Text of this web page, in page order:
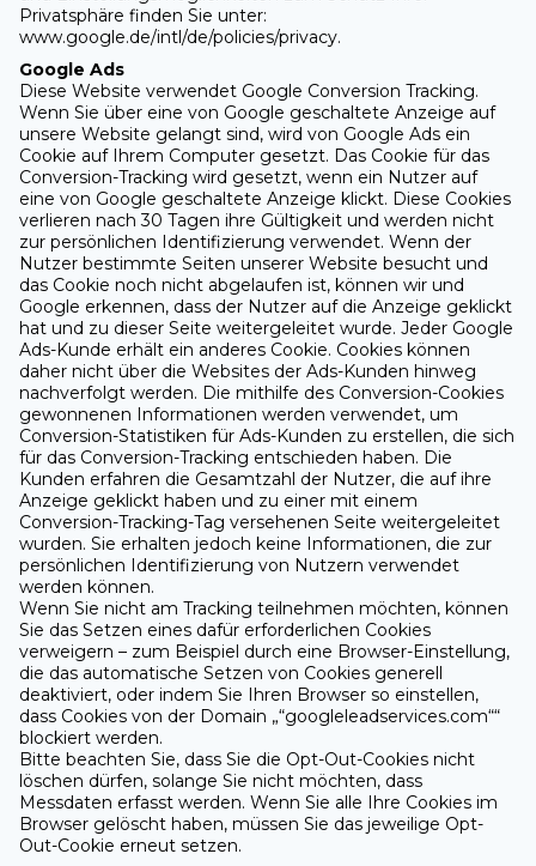
Privatsphäre finden Sie unter:
www.google.de/intl/de/policies/privacy.
Google Ads
Diese Website verwendet Google Conversion Tracking.
Wenn Sie über eine von Google geschaltete Anzeige auf
unsere Website gelangt sind, wird von Google Ads ein
Cookie auf Ihrem Computer gesetzt. Das Cookie für das
Conversion-Tracking wird gesetzt, wenn ein Nutzer auf
eine von Google geschaltete Anzeige klickt. Diese Cookies
verlieren nach 30 Tagen ihre Gültigkeit und werden nicht
zur persönlichen Identifizierung verwendet. Wenn der
Nutzer bestimmte Seiten unserer Website besucht und
das Cookie noch nicht abgelaufen ist, können wir und
Google erkennen, dass der Nutzer auf die Anzeige geklickt
hat und zu dieser Seite weitergeleitet wurde. Jeder Google
Ads-Kunde erhält ein anderes Cookie. Cookies können
daher nicht über die Websites der Ads-Kunden hinweg
nachverfolgt werden. Die mithilfe des Conversion-Cookies
gewonnenen Informationen werden verwendet, um
Conversion-Statistiken für Ads-Kunden zu erstellen, die sich
für das Conversion-Tracking entschieden haben. Die
Kunden erfahren die Gesamtzahl der Nutzer, die auf ihre
Anzeige geklickt haben und zu einer mit einem
Conversion-Tracking-Tag versehenen Seite weitergeleitet
wurden. Sie erhalten jedoch keine Informationen, die zur
persönlichen Identifizierung von Nutzern verwendet
werden können.
Wenn Sie nicht am Tracking teilnehmen möchten, können
Sie das Setzen eines dafür erforderlichen Cookies
verweigern – zum Beispiel durch eine Browser-Einstellung,
die das automatische Setzen von Cookies generell
deaktiviert, oder indem Sie Ihren Browser so einstellen,
dass Cookies von der Domain „“googleleadservices.com““
blockiert werden.
Bitte beachten Sie, dass Sie die Opt-Out-Cookies nicht
löschen dürfen, solange Sie nicht möchten, dass
Messdaten erfasst werden. Wenn Sie alle Ihre Cookies im
Browser gelöscht haben, müssen Sie das jeweilige Opt-
Out-Cookie erneut setzen.